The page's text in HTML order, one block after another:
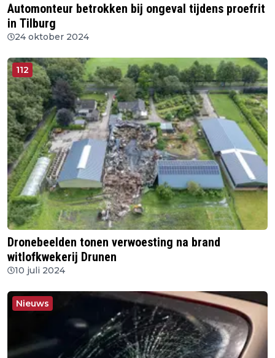
Automonteur betrokken bij ongeval tijdens proefrit
in Tilburg
24 oktober 2024
112
Dronebeelden tonen verwoesting na brand
witlofkwekerij Drunen
10 juli 2024
Nieuws